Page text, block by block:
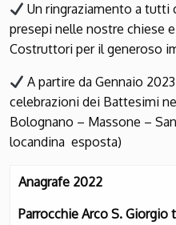
Un ringraziamento a
presepi nelle nostre chiese
Costruttori per il generoso
A partire da Gennaio
celebrazioni dei Battesimi
Bolognano – Massone –
locandina esposta)
Anagrafe 2022
Parrocchie Arco S. Giorgio